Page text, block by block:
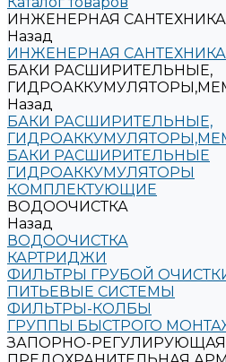
ИНЖЕНЕРНАЯ САНТЕХНИКА
Назад
ИНЖЕНЕРНАЯ САНТЕХНИКА
БАКИ РАСШИРИТЕЛЬНЫЕ,
Назад
БАКИ РАСШИРИТЕЛЬНЫЕ,
БАКИ РАСШИРИТЕЛЬНЫЕ
ГИДРОАККУМУЛЯТОРЫ
КОМПЛЕКТУЮЩИЕ
ВОДООЧИСТКА
Назад
ВОДООЧИСТКА
КАРТРИДЖИ
ФИЛЬТРЫ ГРУБОЙ
ПИТЬЕВЫЕ СИСТЕМЫ
ФИЛЬТРЫ-КОЛБЫ
ГРУППЫ БЫСТРОГО
ЗАПОРНО-РЕГУЛИРУЮЩАЯ